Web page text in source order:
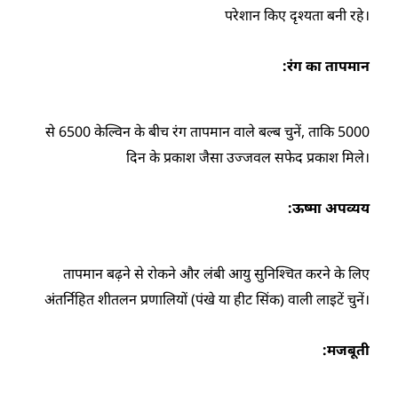
परेशान किए दृश्यता बनी रहे।
रंग का तापमान:
5000 से 6500 केल्विन के बीच रंग तापमान वाले बल्ब चुनें, ताकि
दिन के प्रकाश जैसा उज्जवल सफेद प्रकाश मिले।
ऊष्मा अपव्यय:
तापमान बढ़ने से रोकने और लंबी आयु सुनिश्चित करने के लिए
अंतर्निहित शीतलन प्रणालियों (पंखे या हीट सिंक) वाली लाइटें चुनें।
मजबूती: